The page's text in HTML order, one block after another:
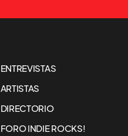
ENTREVISTAS
ARTISTAS
DIRECTORIO
FORO INDIE ROCKS!